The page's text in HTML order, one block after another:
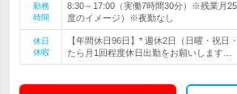
勤務
時間
8:30～17:00（実働7時間30分）※残業月
度のイメージ）※夜勤なし
休日
休暇
【年間休日96日】* 週休2日（日曜・祝
たら月1回程度休日出勤をお願いします…